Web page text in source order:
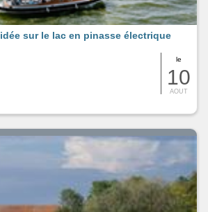
le
10
AOUT
sur le lac en pinasse électrique